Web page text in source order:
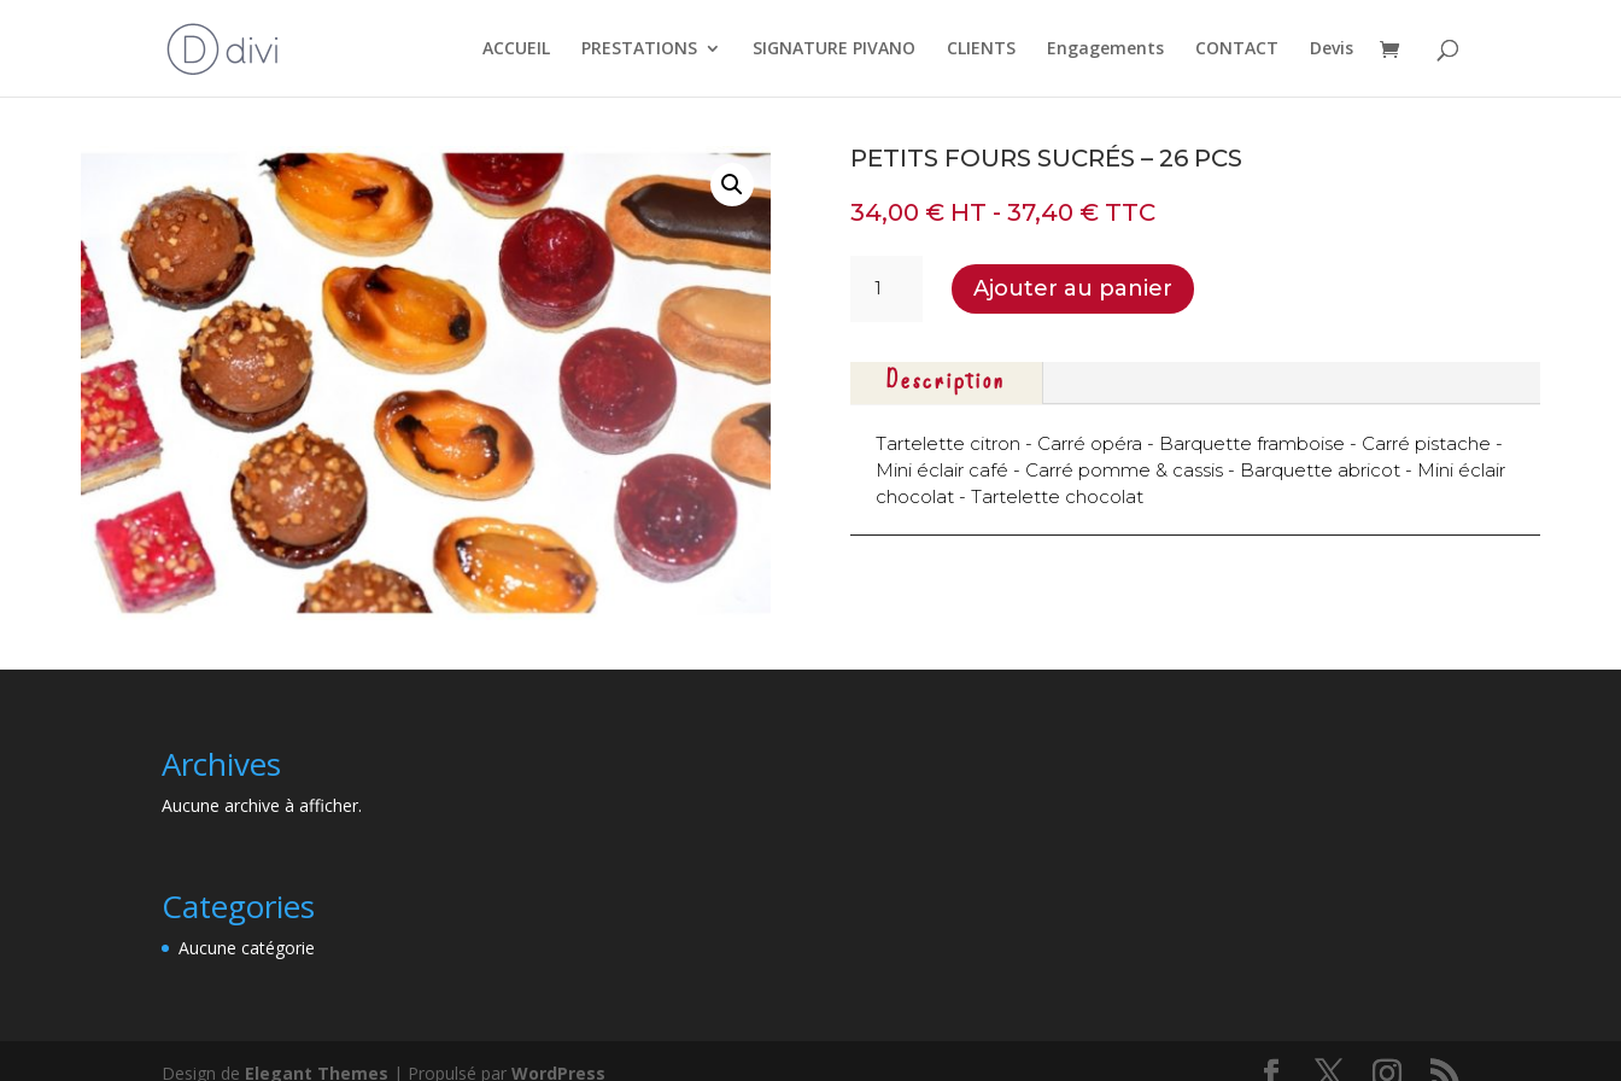
ACCUEIL PRESTATIONS SIGNATURE PIVANO CLIENTS Engagements CONTACT Devis
PETITS FOURS SUCRÉS – 26 PCS
34,00 € HT -37,40 € TTC
sucrés
-
Ajouter au panier
Description
Tartelette citron - Carré opéra - Barquette framboise - Carré pistache -
Mini éclair café - Carré pomme & cassis - Barquette abricot - Mini éclair
chocolat - Tartelette chocolat
Archives
Aucune archive à afficher.
Categories
Aucune catégorie
Design de Elegant Themes | Propulsé parWordPress